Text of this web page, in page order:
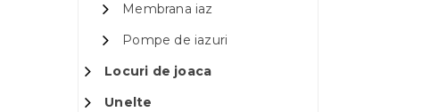
Membrana iaz
Pompe de iazuri
Locuri de joaca
Unelte